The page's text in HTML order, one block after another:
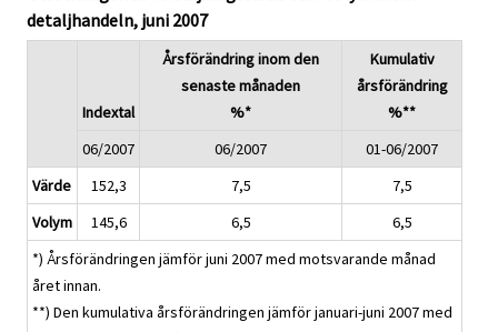
detaljhandeln, juni 2007
Indextal
Årsförändring inom den
senaste månaden
%*
Kumulativ
årsförändring
%**
06/2007
06/2007
01-06/2007
Värde
152,3 7,5
7,5
Volym
145,6 6,5
6,5
*) Årsförändringen jämför juni 2007 med motsvarande månad
året innan.
**) Den kumulativa årsförändringen jämför januari-juni 2007 med